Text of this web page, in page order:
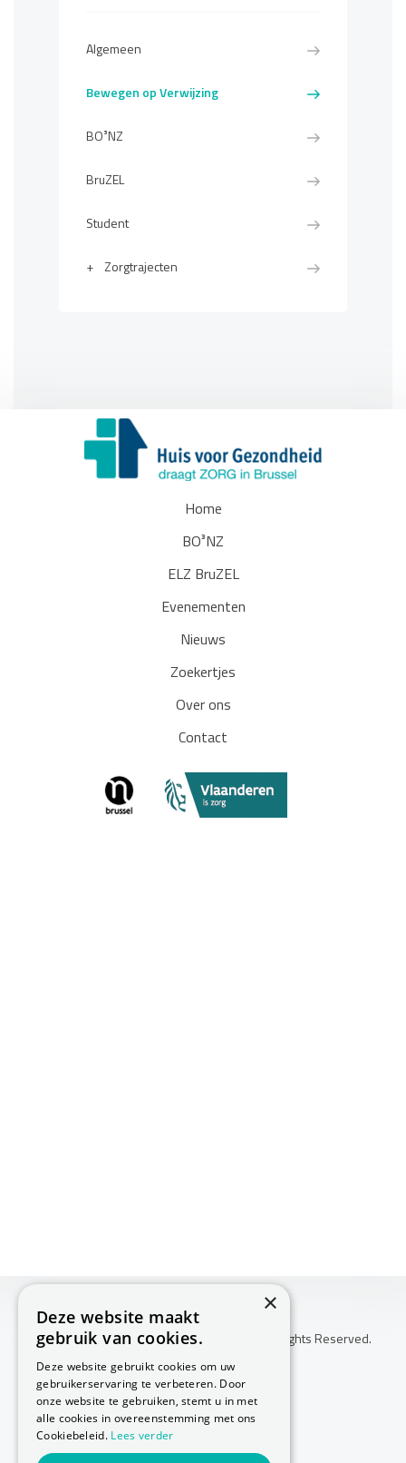
Algemeen
Bewegen op Verwijzing
BO³NZ
BruZEL
Student
+ Zorgtrajecten
Home
BO³NZ
ELZ BruZEL
Evenementen
Nieuws
Zoekertjes
Over ons
Contact
Copyright © 2026 Huis Voor Gezondheid. All Rights Reserved.
Annuleringsvoorwaarden
-
-
×
Deze website maakt
gebruik van cookies.
Deze website gebruikt cookies om uw
gebruikerservaring te verbeteren. Door
onze website te gebruiken, stemt u in met
alle cookies in overeenstemming met ons
Cookiebeleid. Lees verder